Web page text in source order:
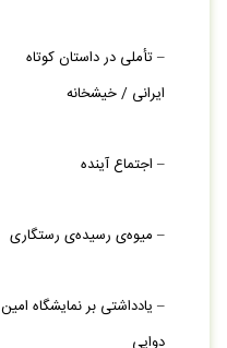
– تأملی در داستان کوتاه
ایرانی / خیشخانه
– اجتماع آینده
– میوه‌‏ی رسیده‌‏ی رستگاری
– یادداشتی بر نمایشگاه امین
دوایی